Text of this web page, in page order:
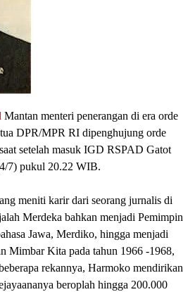
Mantan menteri penerangan di era orde
DPR/MPR RI dipenghujung orde
setelah masuk IGD RSPAD Gatot
7) pukul 20.22 WIB.
meniti karir dari seorang jurnalis di
Merdeka bahkan menjadi Pemimpin
Jawa, Merdiko, hingga menjadi
Mimbar Kita pada tahun 1966 -1968,
rekannya, Harmoko mendirikan
beroplah hingga 200.000